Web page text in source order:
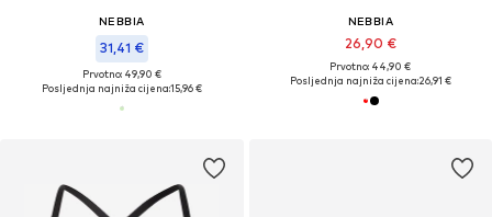
NEBBIA
31,41 €
Prvotno: 49,90 €
Posljednja najniža cijena:15,96 €
NEBBIA
26,90 €
Prvotno: 44,90 €
Posljednja najniža cijena:26,91 €